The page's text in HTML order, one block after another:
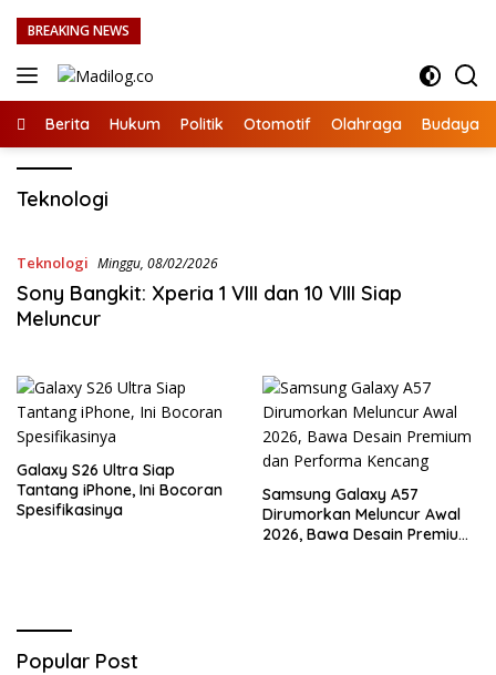
BREAKING NEWS
Berita Hukum Politik Otomotif Olahraga Budaya
Teknologi
Teknologi Minggu, 08/02/2026
Sony Bangkit: Xperia 1 VIII dan 10 VIII Siap
Meluncur
Galaxy S26 Ultra Siap
Tantang iPhone, Ini Bocoran
Spesifikasinya
Samsung Galaxy A57
Dirumorkan Meluncur Awal
2026, Bawa Desain Premium
Popular Post